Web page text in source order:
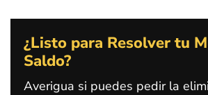
¿Listo para Resolver tu
Saldo?
Averigua si puedes pedir la